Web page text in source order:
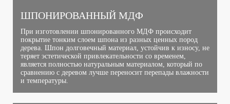
ШПОНИРОВАННЫЙ МДФ
При изготовлении шпонированного МДФ происходит
покрытие тонким слоем шпона из разных ценных пород
дерева. Шпон долговечный материал, устойчив к износу, не
теряет эстетической привлекательности со временем,
является полностью натуральным материалом, который по
сравнению с деревом лучше переносит перепады влажности
и температуры.